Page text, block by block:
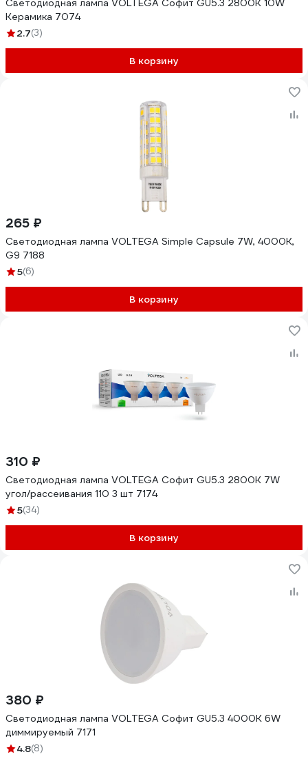
Светодиодная лампа VOLTEGA Софит GU5.3 2800К 10W
Керамика 7074
2.7(3)
В корзину
265 ₽
Светодиодная лампа VOLTEGA Simple Capsule 7W, 4000K,
G9 7188
5(6)
В корзину
310 ₽
Светодиодная лампа VOLTEGA Софит GU5.3 2800K 7W
угол/рассеивания 110 3 шт 7174
5(34)
В корзину
380 ₽
Светодиодная лампа VOLTEGA Софит GU5.3 4000К 6W
диммируемый 7171
4.8(8)